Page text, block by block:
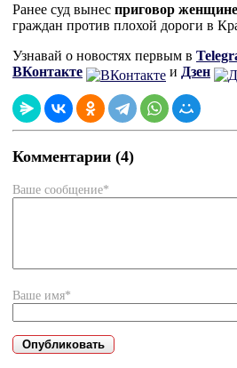
Ранее суд вынес приговор женщине
граждан против плохой дороги в
Узнавай о новостях первым в
ВКонтакте
и Дзен
Комментарии (4)
Ваше сообщение*
Ваше имя*